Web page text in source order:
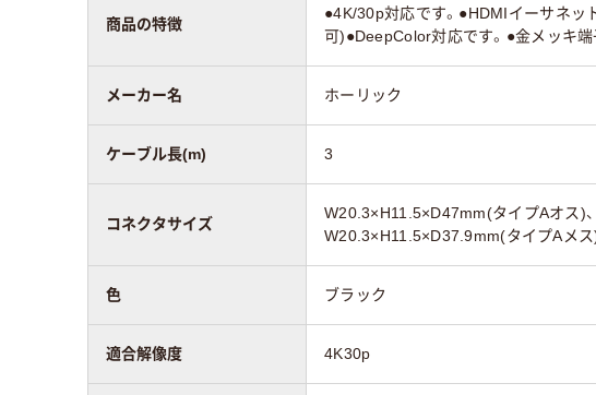
商品の特徴
●4K/30p対応です。●HDMIイーサネッ
可)●DeepColor対応です。●金メッキ
メーカー名 ホーリック
ケーブル長(m) 3
コネクタサイズ
W20.3×H11.5×D47mm(タイプAオス)、
W20.3×H11.5×D37.9mm(タイプAメス
色 ブラック
適合解像度 4K30p